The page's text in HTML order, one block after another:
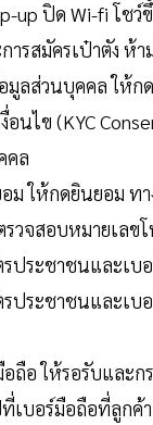
up ปิด Wi-fi โชว์
ารสมัครเป๋าตัง ห้า
มูลส่วนบุคคล ให้
อนไข (KYC
คล
ม ให้กดยินยอม ทา
วจสอบหมายเลข
ประชาชนและเบ
ประชาชนและเบ
ถือ ให้รอรับและก
เบอร์มือถือที่ลูกค้